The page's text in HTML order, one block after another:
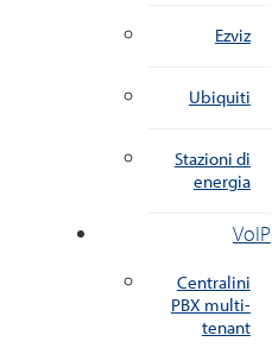
Ezviz
Ubiquiti
Stazioni di
energia
VoIP
Centralini
PBX multi-
tenant